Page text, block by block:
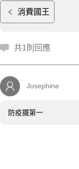
消費國王
共1則回應
Josephine
防疫擺第一